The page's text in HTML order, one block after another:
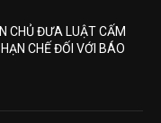
CHỦ ĐƯA LUẬT CẤM
CHẾ ĐỐI VỚI BÁO